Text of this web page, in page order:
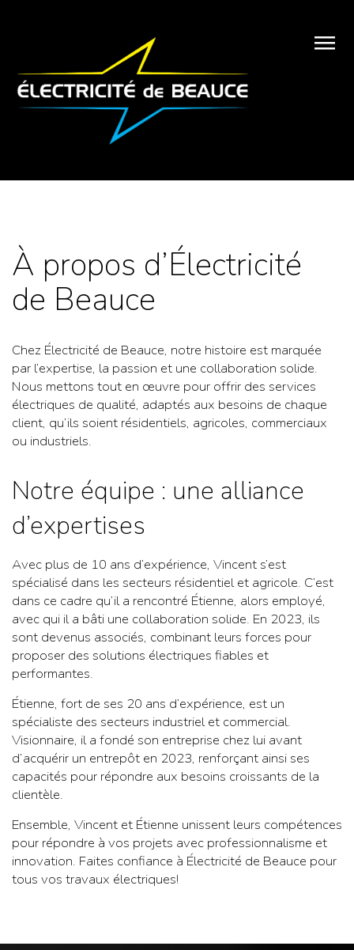
À propos d’Électricité
de Beauce
Chez Électricité de Beauce, notre histoire est marquée
par l’expertise, la passion et une collaboration solide.
Nous mettons tout en œuvre pour offrir des services
électriques de qualité, adaptés aux besoins de chaque
client, qu’ils soient résidentiels, agricoles, commerciaux
ou industriels.
Notre équipe : une alliance
d’expertises
Avec plus de 10 ans d’expérience, Vincent s’est
spécialisé dans les secteurs résidentiel et agricole. C’est
dans ce cadre qu’il a rencontré Étienne, alors employé,
avec qui il a bâti une collaboration solide. En 2023, ils
sont devenus associés, combinant leurs forces pour
proposer des solutions électriques fiables et
performantes.
Étienne, fort de ses 20 ans d’expérience, est un
spécialiste des secteurs industriel et commercial.
Visionnaire, il a fondé son entreprise chez lui avant
d’acquérir un entrepôt en 2023, renforçant ainsi ses
capacités pour répondre aux besoins croissants de la
clientèle.
Ensemble, Vincent et Étienne unissent leurs compétences
pour répondre à vos projets avec professionnalisme et
innovation. Faites confiance à Électricité de Beauce pour
tous vos travaux électriques!